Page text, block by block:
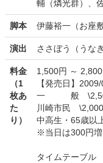
輔（燐光群）、
脚本 伊藤裕一（お座
演出 ささぼう（うな
料金
（1
枚あ
た
り）
1,500円 ～ 2,800
【発売日】
一 般
川崎市民 \2,000
中高生・65歳
※当日は300円増
タイムテーブル